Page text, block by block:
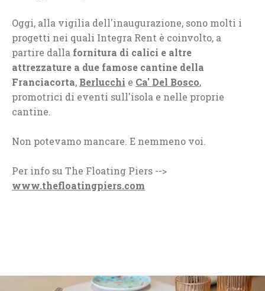
Oggi, alla vigilia dell'inaugurazione, sono molti i
progetti nei quali Integra Rent è coinvolto, a
partire dalla fornitura di calici e altre
attrezzature a due famose cantine della
Franciacorta, Berlucchi e Ca' Del Bosco,
promotrici di eventi sull'isola e nelle proprie
cantine.
Non potevamo mancare. E nemmeno voi.
Per info su The Floating Piers -->
www.thefloatingpiers.com